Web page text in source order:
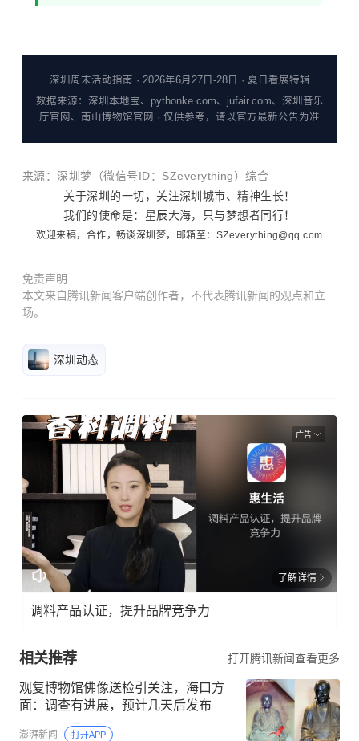
深圳周末活动指南 · 2026年6月27日-28日 · 夏日看展特辑
数据来源：深圳本地宝、pythonke.com、jufair.com、深圳音乐
厅官网、南山博物馆官网 · 仅供参考，请以官方最新公告为准
来源：深圳梦 （微信号ID：SZeverything）综合
关于深圳的一切，关注深圳城市、精神生长！
我们的使命是：星辰大海，只与梦想者同行！
欢迎来稿，合作，畅谈深圳梦，邮箱至：SZeverything@qq.com
免责声明
本文来自腾讯新闻客户端创作者，不代表腾讯新闻的观点和立
场。
深圳动态
广告
了解详情
调料产品认证，提升品牌竞争力
相关推荐 打开腾讯新闻查看更多
观复博物馆佛像送检引关注，海口方
面：调查有进展，预计几天后发布
澎湃新闻 打开APP